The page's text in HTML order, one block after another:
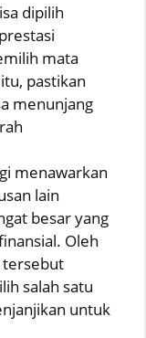
dipilih
mata
pastikan
menunjang
menawarkan
lain
besar yang
Oleh
tersebut
salah satu
untuk